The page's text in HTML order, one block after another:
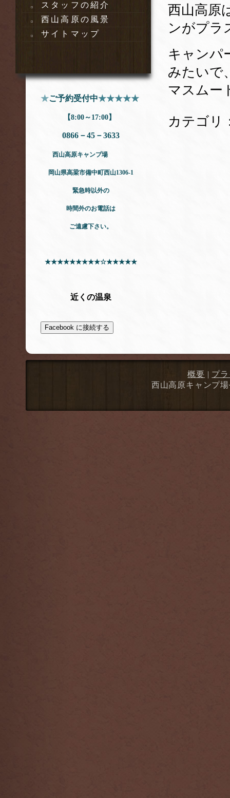
スタッフの紹介
西山高原の風景
サイトマップ
★ご予約受付中★★★★★
【8:00～17:00】
0866－45－3633
西山高原キャンプ場
岡山県高梁市備中町西山1306-1
緊急時以外の
時間外のお電話は
ご遠慮下さい。
★★★★★★★★★☆★★★★★
近くの温泉
Facebook に接続する
西山高原
ンがプラ
キャンパ
みたいで
マスムー
カテゴリ
概要 | プ
西山高原キャンプ